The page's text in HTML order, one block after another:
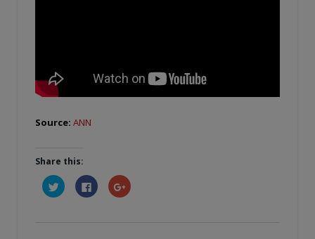
Source: ANN
Share this:
Cliquez
pour
partager
Cliquez
pour
partager
Cliquez
pour